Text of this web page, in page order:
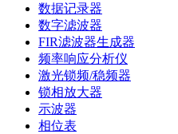
数据记录器
数字滤波器
FIR滤波器生成器
频率响应分析仪
激光锁频/稳频器
锁相放大器
示波器
相位表